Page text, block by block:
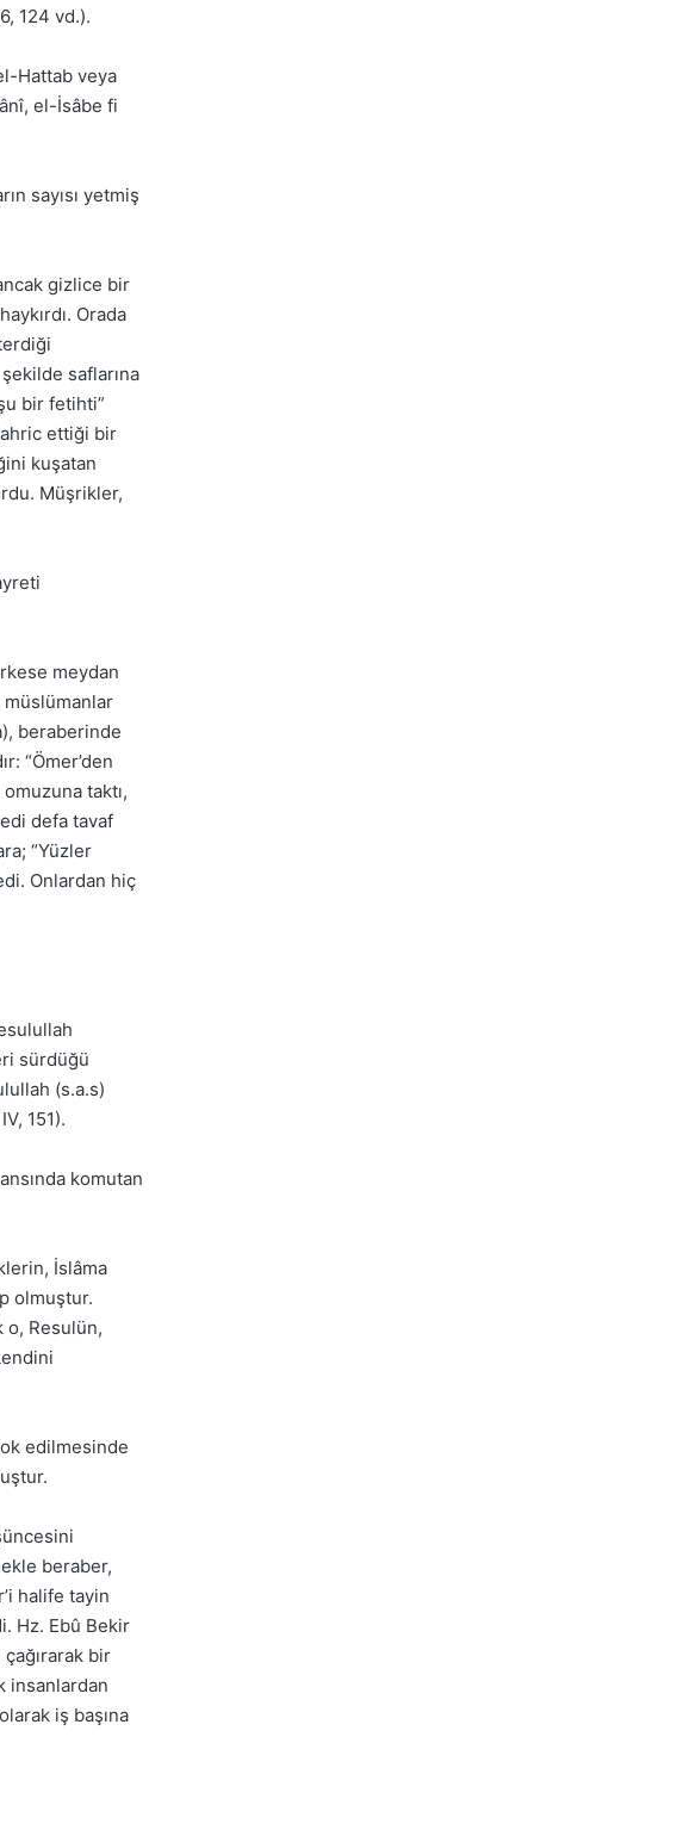
124 vd.).
Hattab veya
el-İsâbe fi
sayısı yetmiş
gizlice bir
Orada
saflarına
bir fetihti”
ettiği bir
kuşatan
Müşrikler,
meydan
beraberinde
“Ömer’den
taktı,
defa tavaf
“Yüzler
Onlardan hiç
sürdüğü
(s.a.s)
151).
komutan
İslâma
olmuştur.
o, Resulün,
edilmesinde
beraber,
halife tayin
Hz. Ebû Bekir
çağırarak bir
insanlardan
iş başına